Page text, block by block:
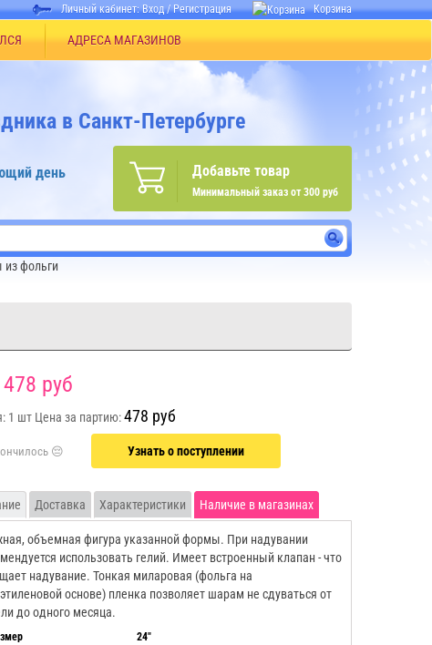
Личный кабинет:Вход/Регистрация Корзина
АДРЕСА МАГАЗИНОВ
в Санкт-Петербурге
Добавьте товар
Минимальный заказ от 300 руб
день
фольги
478 руб
1 шт Цена за партию:478 руб
Узнать о поступлении
Доставка Характеристики Наличие в магазинах
объемная фигура указанной формы. При надувании
использовать гелий. Имеет встроенный клапан - что
надувание. Тонкая миларовая (фольга на
основе) пленка позволяет шарам не сдуваться от
до одного месяца.
24"